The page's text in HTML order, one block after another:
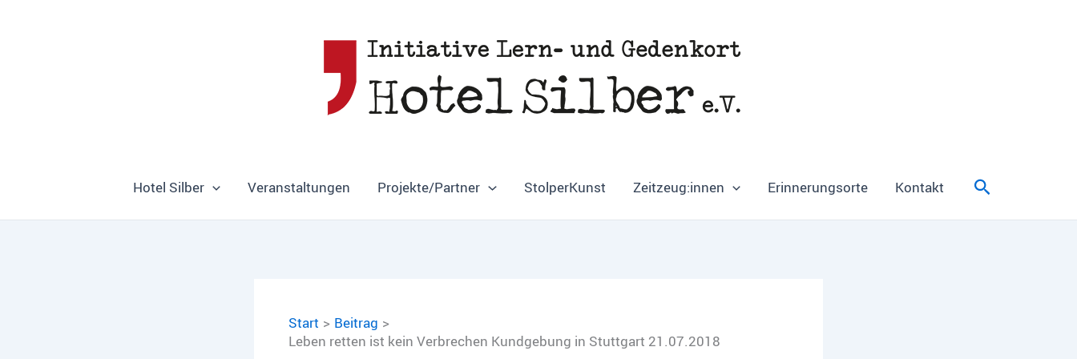
Hotel Silber Veranstaltungen Projekte/Partner StolperKunst Zeitzeug:innen Erinnerungsorte Kontakt Suchen
Start
Beitrag
Leben retten ist kein Verbrechen Kundgebung in Stuttgart 21.07.2018